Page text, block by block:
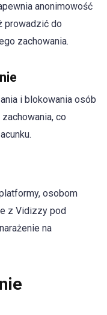
anonimowość
prowadzić do
zachowania.
i blokowania osób
co
osobom
z Vidizzy pod
na